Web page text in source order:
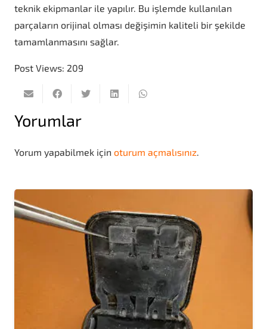
teknik ekipmanlar ile yapılır. Bu işlemde kullanılan
parçaların orijinal olması değişimin kaliteli bir şekilde
tamamlanmasını sağlar.
Post Views: 209
Yorumlar
Yorum yapabilmek için oturum açmalısınız.